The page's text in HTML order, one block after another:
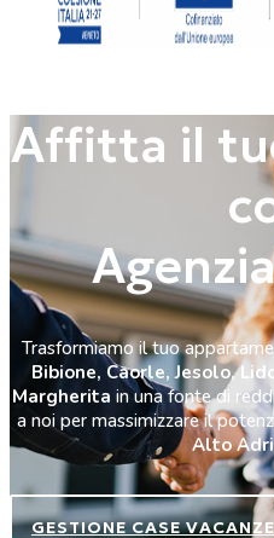
Affitta il
Trasformiamo il tuo
Bibione, Caorle, Jesolo,
Margherita in una fonte di
a noi per massimizzare il
Alto
GESTIONE CASE VACANZE